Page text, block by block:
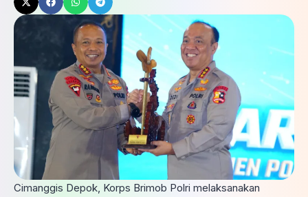
Cimanggis Depok, Korps Brimob Polri melaksanakan